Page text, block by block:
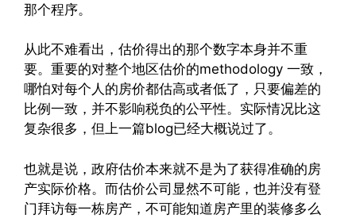
那个程序。
从此不难看出，估价得出的那个数字本身并不重
要。重要的对整个地区估价的methodology 一致，
哪怕对每个人的房价都估高或者低了，只要偏差的
比例一致，并不影响税负的公平性。实际情况比这
复杂很多，但上一篇blog已经大概说过了。
也就是说，政府估价本来就不是为了获得准确的房
产实际价格。而估价公司显然不可能，也并没有登
门拜访每一栋房产，不可能知道房产里的装修多么